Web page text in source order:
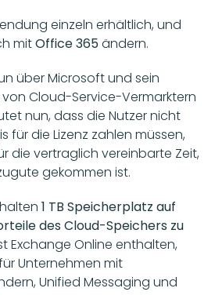
einzeln erhältlich, und
mit Office 365 ändern.
über Microsoft und sein
Cloud-Service-Vermarktern
nun, dass die Nutzer nicht
für die Lizenz zahlen müssen,
die vertraglich vereinbarte Zeit,
gekommen ist.
1 TB Speicherplatz auf
des Cloud-Speichers zu
Exchange Online enthalten,
Unternehmen mit
Unified Messaging und